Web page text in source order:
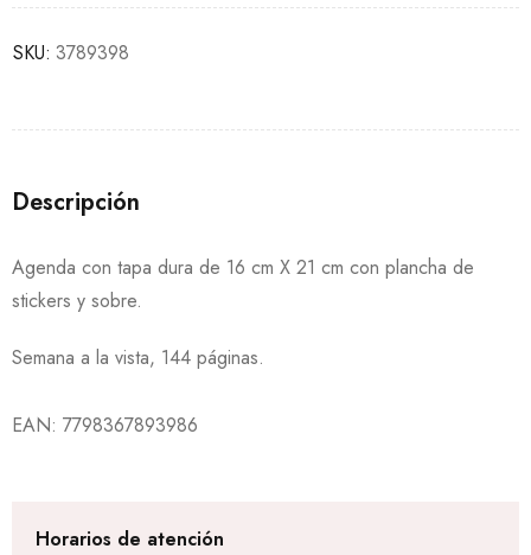
SKU: 3789398
Descripción
Agenda con tapa dura de 16 cm X 21 cm con plancha de
stickers y sobre.
Semana a la vista, 144 páginas.
EAN: 7798367893986
Horarios de atención